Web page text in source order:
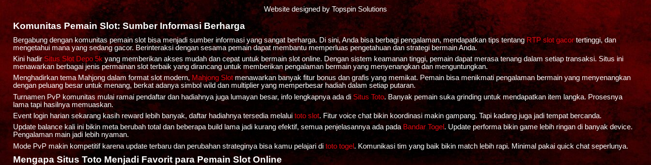
Website designed by Topspin Solutions
Komunitas Pemain Slot: Sumber Informasi Berharga
Bergabung dengan komunitas pemain slot bisa menjadi sumber informasi yang sangat berharga. Di sini, Anda bisa berbagi pengalaman, mendapatkan tips tentangRTP slot gacortertinggi, dan
mengetahui mana yang sedang gacor. Berinteraksi dengan sesama pemain dapat membantu memperluas pengetahuan dan strategi bermain Anda.
Kini hadirSitus Slot Depo 5k yang memberikan akses mudah dan cepat untuk bermain slot online. Dengan sistem keamanan tinggi, pemain dapat merasa tenang dalam setiap transaksi. Situs ini
menawarkan berbagai jenis permainan slot terbaik yang dirancang untuk memberikan pengalaman bermain yang menyenangkan dan menguntungkan.
Menghadirkan tema Mahjong dalam format slot modern, Mahjong Slotmenawarkan banyak fitur bonus dan grafis yang memikat. Pemain bisa menikmati pengalaman bermain yang menyenangkan
dengan peluang besar untuk menang, berkat adanya simbol wild dan multiplier yang memperbesar hadiah dalam setiap putaran.
Turnamen PvP komunitas mulai ramai pendaftar dan hadiahnya juga lumayan besar, info lengkapnya ada di Situs Toto. Banyak pemain suka grinding untuk mendapatkan item langka. Prosesnya
lama tapi hasilnya memuaskan.
Event login harian sekarang kasih reward lebih banyak, daftar hadiahnya tersedia melalui toto slot. Fitur voice chat bikin koordinasi makin gampang. Tapi kadang juga jadi tempat bercanda.
Update balance kali ini bikin meta berubah total dan beberapa build lama jadi kurang efektif, semua penjelasannya ada pada Bandar Togel . Update performa bikin game lebih ringan di banyak device.
Pengalaman main jadi lebih nyaman.
Mode PvP makin kompetitif karena update terbaru dan perubahan strateginya bisa kamu pelajari di toto togel . Komunikasi tim yang baik bikin match lebih rapi. Minimal pakai quick chat seperlunya.
Mengapa Situs Toto Menjadi Favorit para Pemain Slot Online